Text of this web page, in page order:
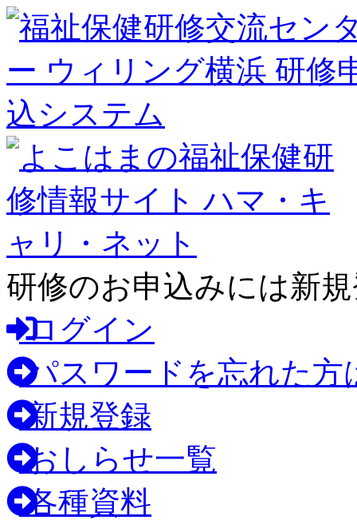
研修のお申込みには新
ログイン
パスワードを忘れた方
新規登録
おしらせ一覧
各種資料